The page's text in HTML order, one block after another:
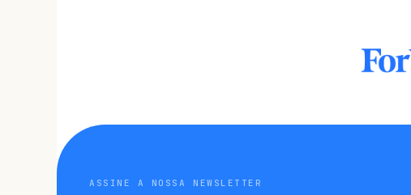
ASSINE A NOSSA NEWSLETTER